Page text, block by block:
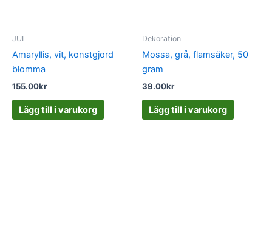
JUL
Amaryllis, vit, konstgjord
blomma
155.00kr
Lägg till i varukorg
Dekoration
Mossa, grå, flamsäker, 50
gram
39.00kr
Lägg till i varukorg